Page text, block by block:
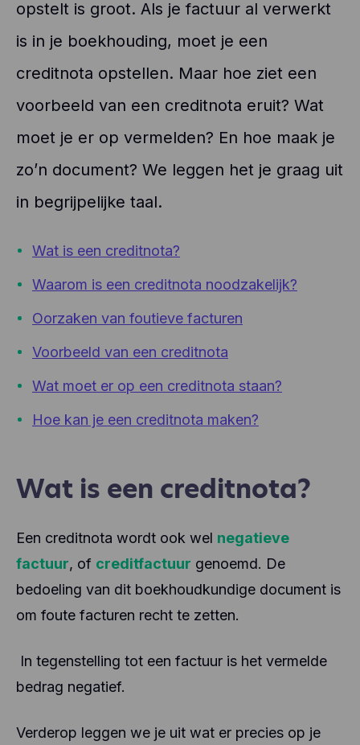
opstelt is groot. Als je factuur al verwerkt
is in je boekhouding, moet je een
creditnota opstellen. Maar hoe ziet een
voorbeeld van een creditnota eruit? Wat
moet je er op vermelden? En hoe maak je
zo’n document? We leggen het je graag uit
in begrijpelijke taal.
Wat is een creditnota?
Waarom is een creditnota noodzakelijk?
Oorzaken van foutieve facturen
Voorbeeld van een creditnota
Wat moet er op een creditnota staan?
Hoe kan je een creditnota maken?
Wat is een creditnota?
Een creditnota wordt ook wel negatieve
factuur, of creditfactuur genoemd. De
bedoeling van dit boekhoudkundige document is
om foute facturen recht te zetten.
In tegenstelling tot een factuur is het vermelde
bedrag negatief.
Verderop leggen we je uit wat er precies op je